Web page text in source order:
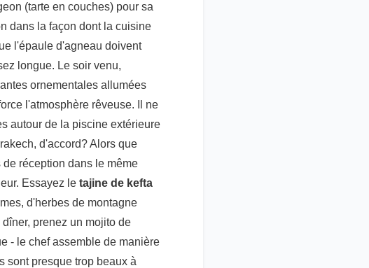
(tarte en couches) pour sa
dans la façon dont la cuisine
l'épaule d'agneau doivent
longue. Le soir venu,
ornementales allumées
l'atmosphère rêveuse. Il ne
autour de la piscine extérieure
d'accord? Alors que
réception dans le même
Essayez le tajine de kefta
d'herbes de montagne
prenez un mojito de
- le chef assemble de manière
sont presque trop beaux à